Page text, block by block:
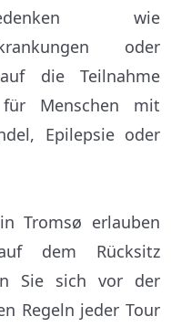
wie
oder
die Teilnahme
Menschen mit
Epilepsie oder
Tromsø erlauben
dem Rücksitz
Sie sich vor der
Regeln jeder Tour